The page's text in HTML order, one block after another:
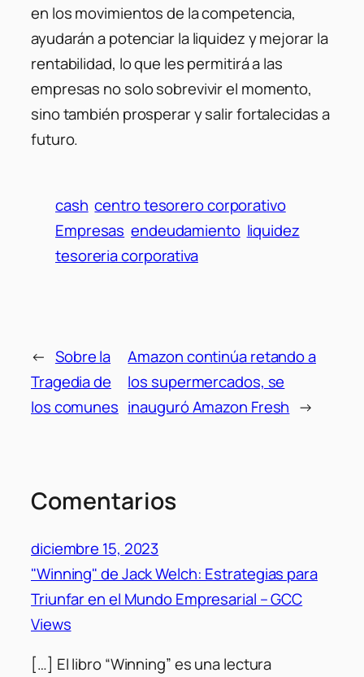
en los movimientos de la competencia,
ayudarán a potenciar la liquidez y mejorar la
rentabilidad, lo que les permitirá a las
empresas no solo sobrevivir el momento,
sino también prosperar y salir fortalecidas a
futuro.
cash centro tesorero corporativo
Empresas endeudamiento liquidez
tesoreria corporativa
← Sobre la
Tragedia de
los comunes
Amazon continúa retando a
los supermercados, se
inauguró Amazon Fresh →
Comentarios
diciembre 15, 2023
"Winning" de Jack Welch: Estrategias para
Triunfar en el Mundo Empresarial – GCC
Views
[…] El libro “Winning” es una lectura